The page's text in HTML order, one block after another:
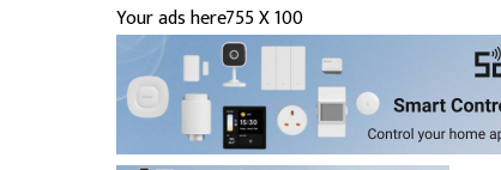
Your ads here755 X 100